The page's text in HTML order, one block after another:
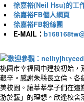
徐嘉裕(Neil Hsu)的工
徐嘉裕FB個人網頁
徐嘉裕FB粉絲團
E-MAIL：
桃園市幸福國中建校初始
艱辛。感謝朱縣長立倫、
美校園。讓莘莘學子們在
游於藝」的理想。欣逢校舍